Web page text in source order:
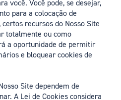
você. Você pode, se desejar,
para a colocação de
recursos do Nosso Site
totalmente ou como
a oportunidade de permitir
e bloquear cookies de
Site dependem de
A Lei de Cookies considera